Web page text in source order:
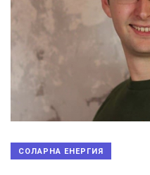
СОЛАРНА ЕНЕРГИЯ